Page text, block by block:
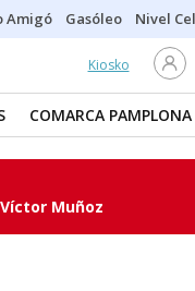
Amigó Gasóleo Nivel
Kiosko
COMARCA PAMPLONA
Muñoz